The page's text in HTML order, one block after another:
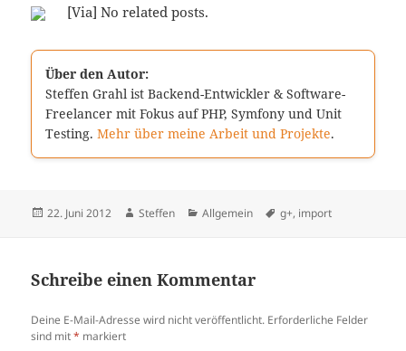
[Via] No related posts.
Über den Autor:
Steffen Grahl ist Backend-Entwickler & Software-
Freelancer mit Fokus auf PHP, Symfony und Unit
Testing.Mehr über meine Arbeit und Projekte.
Veröffentlicht
22. Juni 2012 Autor
Steffen Kategorien
Allgemein Schlagwörter
g+, import
Schreibe einen Kommentar
Deine E-Mail-Adresse wird nicht veröffentlicht. Erforderliche Felder
sind mit* markiert